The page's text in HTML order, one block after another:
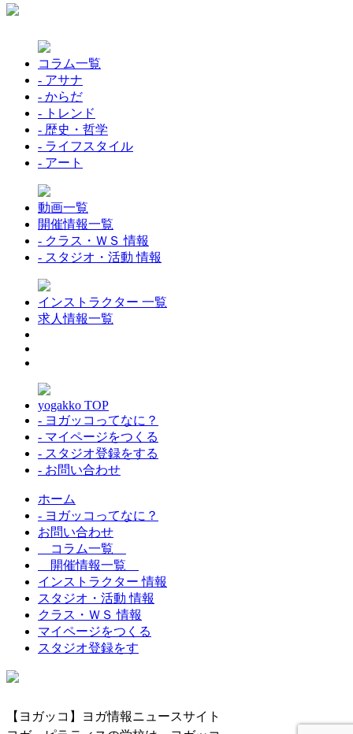
コラム一覧
- アサナ
- からだ
- トレンド
- 歴史・哲学
- ライフスタイル
- アート
動画一覧
開催情報一覧
- クラス・ＷＳ 情報
- スタジオ・活動 情報
インストラクター 一覧
求人情報一覧
yogakko TOP
- ヨガッコってなに？
- マイページをつくる
- スタジオ登録をする
- お問い合わせ
ホーム
- ヨガッコってなに？
お問い合わせ
コラム一覧
開催情報一覧
インストラクター 情報
スタジオ・活動 情報
クラス・ＷＳ 情報
マイページをつくる
スタジオ登録をす
【ヨガッコ】ヨガ情報ニュースサイト